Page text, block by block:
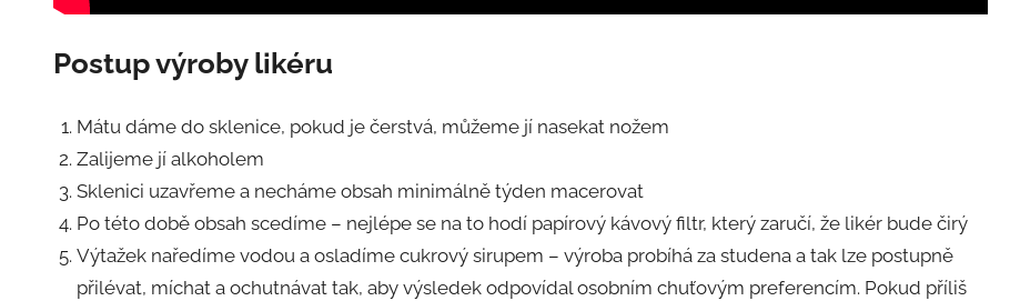
Postup výroby likéru
Mátu dáme do sklenice, pokud je čerstvá, můžeme jí nasekat nožem
Zalijeme jí alkoholem
Sklenici uzavřeme a necháme obsah minimálně týden macerovat
Po této době obsah scedíme – nejlépe se na to hodí papírový kávový filtr, který zaručí, že likér bude čirý
Výtažek naředíme vodou a osladíme cukrový sirupem – výroba probíhá za studena a tak lze postupně
přilévat, míchat a ochutnávat tak, aby výsledek odpovídal osobním chuťovým preferencím. Pokud příliš